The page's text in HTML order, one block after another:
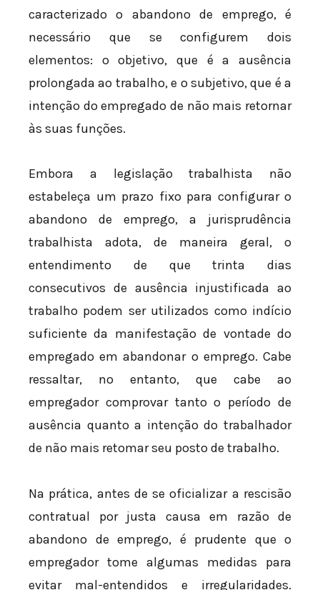
caracterizado o abandono de emprego, é
necessário que se configurem dois
elementos: o objetivo, que é a ausência
prolongada ao trabalho, e o subjetivo, que é a
intenção do empregado de não mais retornar
às suas funções.
Embora a legislação trabalhista não
estabeleça um prazo fixo para configurar o
abandono de emprego, a jurisprudência
trabalhista adota, de maneira geral, o
entendimento de que trinta dias
consecutivos de ausência injustificada ao
trabalho podem ser utilizados como indício
suficiente da manifestação de vontade do
empregado em abandonar o emprego. Cabe
ressaltar, no entanto, que cabe ao
empregador comprovar tanto o período de
ausência quanto a intenção do trabalhador
de não mais retomar seu posto de trabalho.
Na prática, antes de se oficializar a rescisão
contratual por justa causa em razão de
abandono de emprego, é prudente que o
empregador tome algumas medidas para
evitar mal-entendidos e irregularidades.